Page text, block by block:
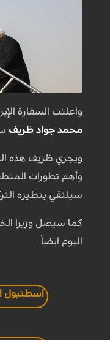
واعلنت السفارة
محمد جواد ظريف
ويجري ظريف هذه
وأهم تطورات
سيلتقي بنظيره
كما سيصل وزيرا
اليوم ايضاً.
اسطنبول